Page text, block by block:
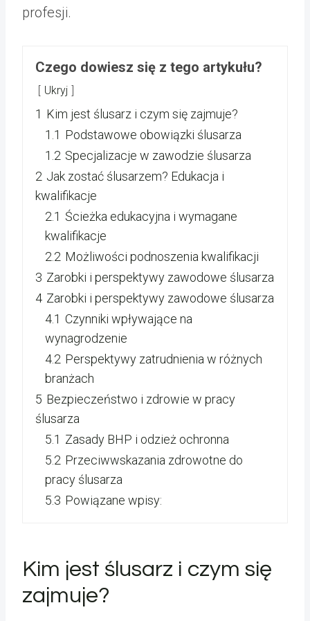
profesji.
Czego dowiesz się z tego artykułu?
Ukryj
1 Kim jest ślusarz i czym się zajmuje?
1.1 Podstawowe obowiązki ślusarza
1.2 Specjalizacje w zawodzie ślusarza
2 Jak zostać ślusarzem? Edukacja i
kwalifikacje
2.1 Ścieżka edukacyjna i wymagane
kwalifikacje
2.2 Możliwości podnoszenia kwalifikacji
3 Zarobki i perspektywy zawodowe ślusarza
4 Zarobki i perspektywy zawodowe ślusarza
4.1 Czynniki wpływające na
wynagrodzenie
4.2 Perspektywy zatrudnienia w różnych
branżach
5 Bezpieczeństwo i zdrowie w pracy
ślusarza
5.1 Zasady BHP i odzież ochronna
5.2 Przeciwwskazania zdrowotne do
pracy ślusarza
5.3 Powiązane wpisy:
Kim jest ślusarz i czym się
zajmuje?